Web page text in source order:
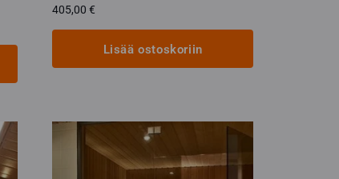
405,00€
Lisää ostoskoriin